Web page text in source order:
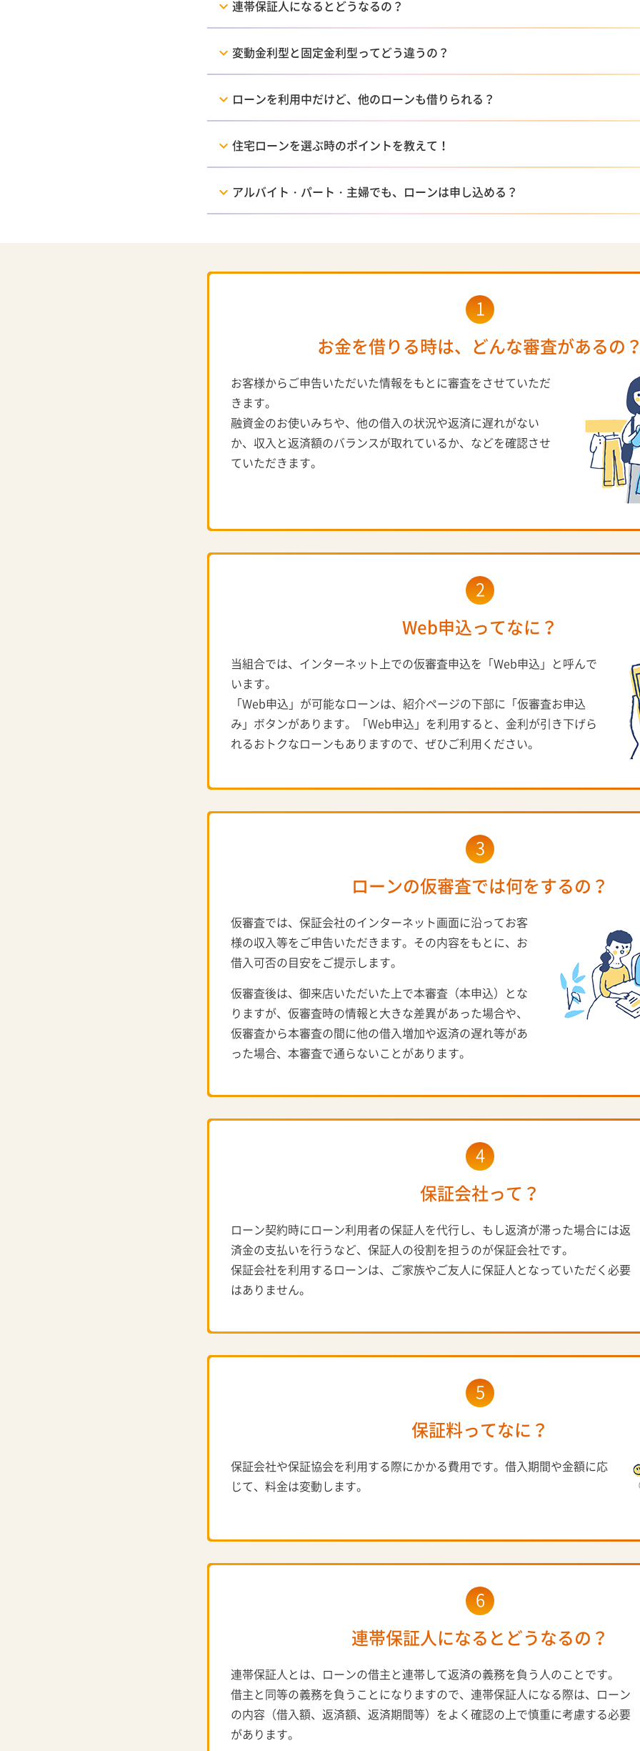
連帯保証人になるとどうなるの？
変動金利型と固定金利型ってどう違うの？
ローンを利用中だけど、他のローンも借りられる？
住宅ローンを選ぶ時のポイントを教えて！
アルバイト・パート・主婦でも、ローンは申し込める？
1
お金を借りる時は、どんな審査があるの
お客様からご申告いただいた情報をもとに審査をさせていただ
きます。
融資金のお使いみちや、他の借入の状況や返済に遅れがない
か、収入と返済額のバランスが取れているか、などを確認させ
ていただきます。
2
Web申込ってなに？
当組合では、インターネット上での仮審査申込を「Web申込」と呼んで
います。
「Web申込」が可能なローンは、紹介ページの下部に「仮審査お申込
み」ボタンがあります。「Web申込」を利用すると、金利が引き下げら
れるおトクなローンもありますので、ぜひご利用ください。
3
ローンの仮審査では何をするの？
仮審査では、保証会社のインターネット画面に沿ってお客
様の収入等をご申告いただきます。その内容をもとに、お
借入可否の目安をご提示します。
仮審査後は、御来店いただいた上で本審査（本申込）とな
りますが、仮審査時の情報と大きな差異があった場合や、
仮審査から本審査の間に他の借入増加や返済の遅れ等があ
った場合、本審査で通らないことがあります。
4
保証会社って？
ローン契約時にローン利用者の保証人を代行し、もし返済が滞った場合には返
済金の支払いを行うなど、保証人の役割を担うのが保証会社です。
保証会社を利用するローンは、ご家族やご友人に保証人となっていただく必要
はありません。
5
保証料ってなに？
保証会社や保証協会を利用する際にかかる費用です。借入期間や金額に応
じて、料金は変動します。
6
連帯保証人になるとどうなるの？
連帯保証人とは、ローンの借主と連帯して返済の義務を負う人のことです。
借主と同等の義務を負うことになりますので、連帯保証人になる際は、ローン
の内容（借入額、返済額、返済期間等）をよく確認の上で慎重に考慮する必要
があります。